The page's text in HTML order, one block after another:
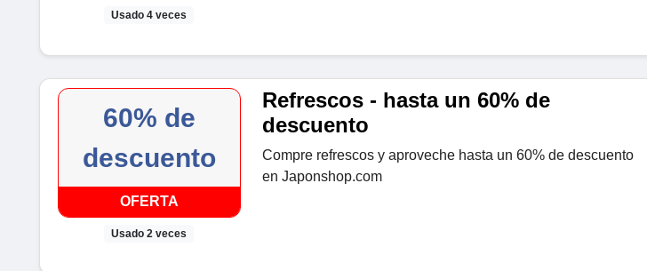
Usado 4 veces
60% de
descuento
OFERTA
Usado 2 veces
Refrescos - hasta un 60% de
descuento
Compre refrescos y aproveche hasta un 60% de descuento
en Japonshop.com